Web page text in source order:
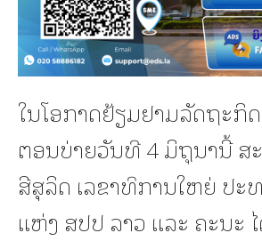
ໃນໂອກາດຢ້ຽມຢາມລັດຖະກິ
ຕອນບ່າຍວັນທີ 4 ມິຖຸນານີ້ ສ
ສີສຸລິດ ເລຂາທິການໃຫຍ່ ປະ
ແຫ່ງ ສປປ ລາວ ແລະ ຄະນະ